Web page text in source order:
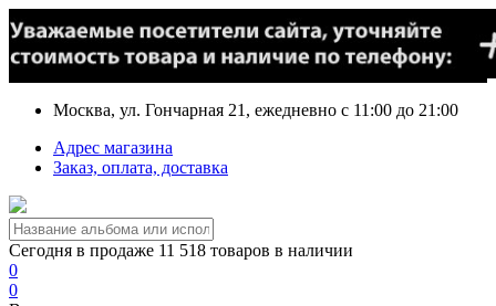
Москва, ул. Гончарная 21, ежедневно с 11:00 до 21:00
Адрес магазина
Заказ, оплата, доставка
Сегодня в продаже 11 518 товаров в наличии
0
0